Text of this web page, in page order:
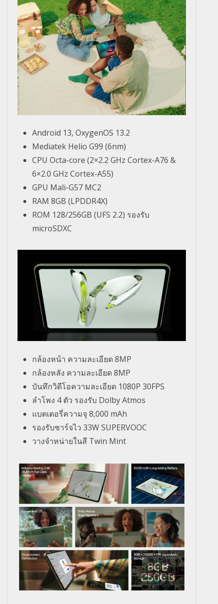
Android 13, OxygenOS 13.2
Mediatek Helio G99 (6nm)
CPU Octa-core (2×2.2 GHz Cortex-A76 &
6×2.0 GHz Cortex-A55)
GPU Mali-G57 MC2
RAM 8GB (LPDDR4X)
ROM 128/256GB (UFS 2.2) รองรับ
microSDXC
กล้องหน้า ความละเอียด 8MP
กล้องหลัง ความละเอียด 8MP
บันทึกวิดีโอความละเอียด 1080P 30FPS
ลำโพง 4 ตัว รองรับ Dolby Atmos
แบตเตอรี่ความจุ 8,000 mAh
รองรับชาร์จไว 33W SUPERVOOC
วางจำหน่ายในสี Twin Mint